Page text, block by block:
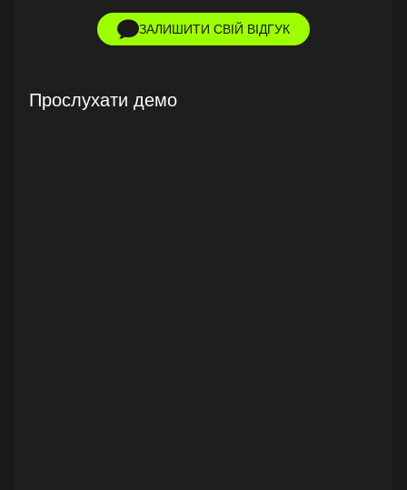
ЗАЛИШИТИ СВІЙ ВІДГУК
Прослухати демо